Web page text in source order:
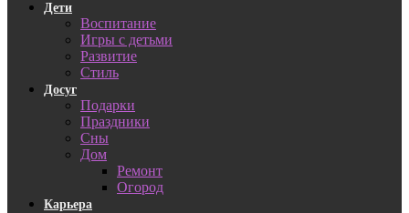
Дети
Воспитание
Игры с детьми
Развитие
Стиль
Досуг
Подарки
Праздники
Сны
Дом
Ремонт
Огород
Карьера